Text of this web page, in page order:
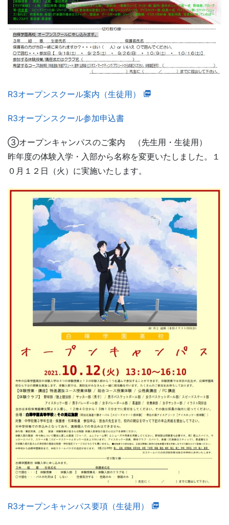
R3オープンスクール案内（生徒用）
R3オープンスクール参加申込書
③オープンキャンパスのご案内 （先生用・生徒用）
昨年度の体験入学・入部から名称を変更いたしました。１
０月１２日（火）に実施いたします。
R3オープンキャンパス要項（生徒用）